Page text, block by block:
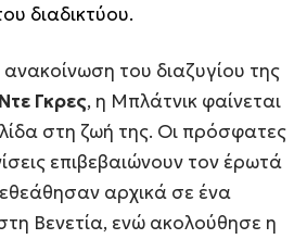
διαδικτύου.
του διαζυγίου της
Ντε Γκρες, η Μπλάτνικ φαίνεται
στη ζωή της. Οι πρόσφατες
επιβεβαιώνουν τον έρωτά
αρχικά σε ένα
Βενετία, ενώ ακολούθησε η